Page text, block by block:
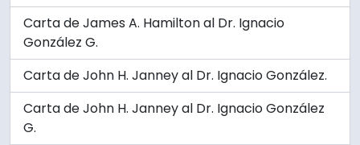
Carta de James A. Hamilton al Dr. Ignacio
González G.
Carta de John H. Janney al Dr. Ignacio González.
Carta de John H. Janney al Dr. Ignacio González
G.